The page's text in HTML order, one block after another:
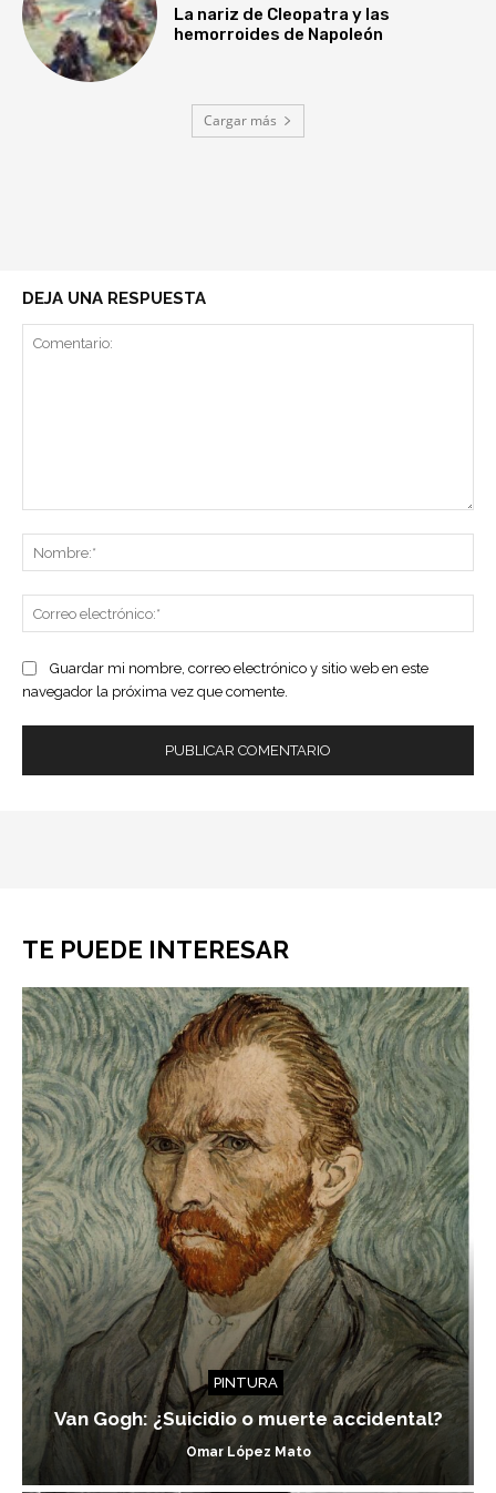
La nariz de Cleopatra y las
hemorroides de Napoleón
Cargar más
DEJA UNA RESPUESTA
Guardar mi nombre, correo electrónico y sitio web en este
navegador la próxima vez que comente.
TE PUEDE INTERESAR
PINTURA
Van Gogh: ¿Suicidio o muerte accidental?
Omar López Mato